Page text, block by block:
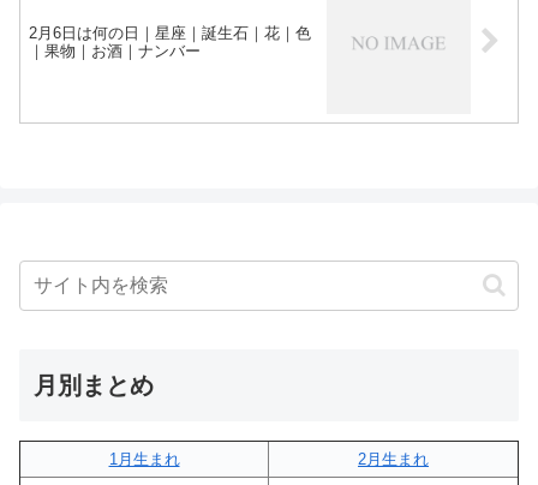
2月6日は何の日｜星座｜誕生石｜花｜色
｜果物｜お酒｜ナンバー
月別まとめ
1月生まれ
2月生まれ